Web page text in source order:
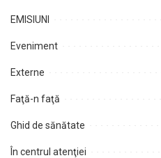
EMISIUNI
Eveniment
Externe
Faţă-n faţă
Ghid de sănătate
În centrul atenţiei